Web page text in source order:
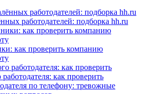
работодателей: подборка hh.ru
как проверить компанию
как проверить